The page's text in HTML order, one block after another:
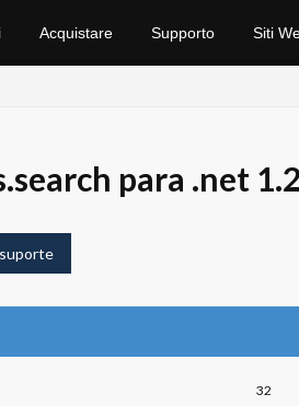
Acquistare Supporto Siti
para .net
32